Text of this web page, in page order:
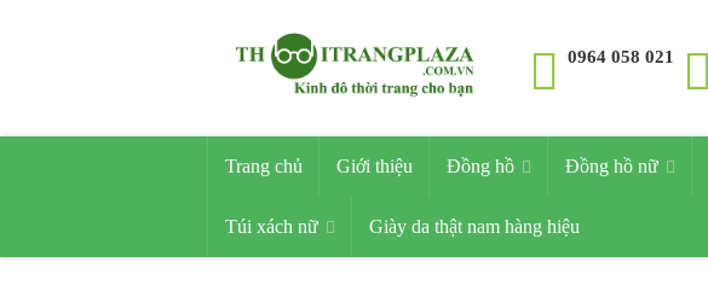
0964 058 021
Trang chủ Giới thiệu Đồng hồ Đồng hồ nữ
Túi xách nữ Giày da thật nam hàng hiệu